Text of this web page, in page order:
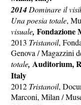
2014 Dominare il
Una poesia totale,
visuale, Fondazione
2013 Tristanoil,
Genova / Magazzini
totale, Auditorium,
Italy
2012 Tristanoil,
Marconi, Milan /